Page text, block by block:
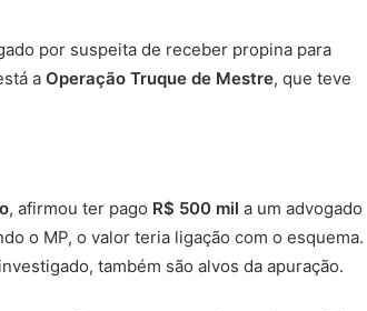
por suspeita de receber propina para
a Operação Truque de Mestre, que teve
, afirmou ter pago R$ 500 mil a um advogado
o MP, o valor teria ligação com o esquema.
também são alvos da apuração.